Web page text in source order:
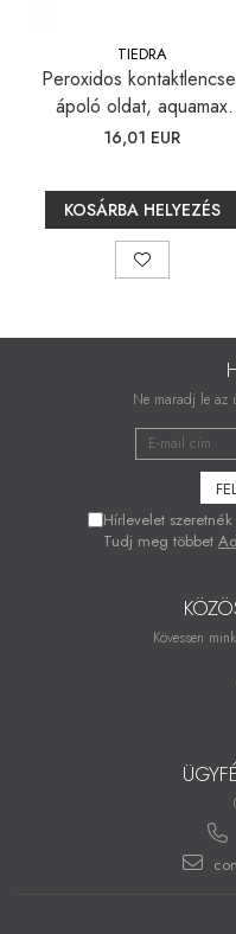
TIEDRA
Peroxidos
ápoló oldat, aquamax
TOTAL, 360 ml
16,01 EUR
KOSÁRBA HELYEZÉS
Ne maradj le az
Hírlevelet
Tudj meg többet
Kövessen